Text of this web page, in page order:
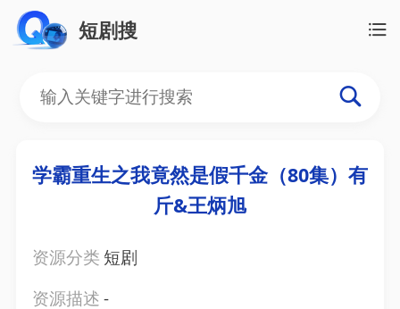
短剧搜
学霸重生之我竟然是假千金（80集）有
斤&王炳旭
资源分类 短剧
资源描述-